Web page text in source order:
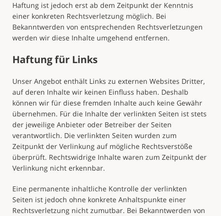
Haftung ist jedoch erst ab dem Zeitpunkt der Kenntnis
einer konkreten Rechtsverletzung möglich. Bei
Bekanntwerden von entsprechenden Rechtsverletzungen
werden wir diese Inhalte umgehend entfernen.
Haftung für Links
Unser Angebot enthält Links zu externen Websites Dritter,
auf deren Inhalte wir keinen Einfluss haben. Deshalb
können wir für diese fremden Inhalte auch keine Gewähr
übernehmen. Für die Inhalte der verlinkten Seiten ist stets
der jeweilige Anbieter oder Betreiber der Seiten
verantwortlich. Die verlinkten Seiten wurden zum
Zeitpunkt der Verlinkung auf mögliche Rechtsverstöße
überprüft. Rechtswidrige Inhalte waren zum Zeitpunkt der
Verlinkung nicht erkennbar.
Eine permanente inhaltliche Kontrolle der verlinkten
Seiten ist jedoch ohne konkrete Anhaltspunkte einer
Rechtsverletzung nicht zumutbar. Bei Bekanntwerden von